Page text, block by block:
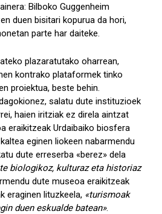
Bilboko Guggenheim
duen bisitari kopurua da hori,
parte har daiteke.
plazaratutako oharrean,
kontrako plataformek tinko
proiektua, beste behin.
salatu dute instituzioek
haien iritziak ez direla aintzat
eraikitzeak Urdaibaiko biosfera
eginen liokeen nabarmendu
dute erreserba «berez» dela
biologikoz, kulturaz eta historiaz
dute museoa eraikitzeak
eraginen lituzkeela, «turismoak
duen eskualde batean».